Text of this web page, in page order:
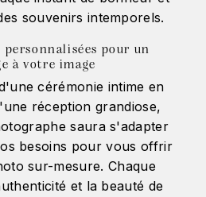
souvenirs intemporels.
personnalisées pour un
à votre image
cérémonie intime en
réception grandiose,
saura s'adapter
besoins pour vous offrir
sur-mesure. Chaque
et la beauté de